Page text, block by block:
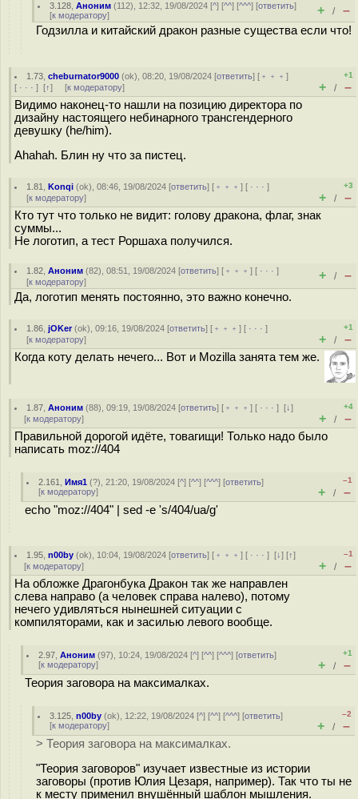
3.128 ,Аноним (112), 12:32, 19/08/2024 [^] [^^] [^^^] [ответить]
[к модератору] + / –
Годзилла и китайский дракон разные существа если что!
1.73 ,cheburnator9000 (ok), 08:20, 19/08/2024 [ответить] [ ﹢﹢﹢]
[ · · · ] [↑] [к модератору]
+1
+ / –
Видимо наконец-то нашли на позицию директора по
дизайну настоящего небинарного трансгендерного
девушку (he/him).
Ahahah. Блин ну что за пистец.
1.81 ,Konqi (ok), 08:46, 19/08/2024 [ответить] [ ﹢﹢﹢] [ · · ·]
[к модератору]
+3
+ / –
Кто тут что только не видит: голову дракона, флаг, знак
суммы...
Не логотип, а тест Роршаха получился.
1.82 ,Аноним (82), 08:51, 19/08/2024 [ответить] [ ﹢﹢﹢] [ · · ·]
[к модератору] + / –
Да, логотип менять постоянно, это важно конечно.
1.86 ,jOKer(ok), 09:16, 19/08/2024 [ответить] [ ﹢﹢﹢] [ · · ·]
[к модератору]
+1
+ / –
Когда коту делать нечего... Вот и Mozilla занята тем же.
1.87 ,Аноним (88), 09:19, 19/08/2024 [ответить] [ ﹢﹢﹢] [ · · ·][↓]
[к модератору]
+4
+ / –
Правильной дорогой идёте, товагищи! Только надо было
написать moz://404
2.161 ,Имя1 (?), 21:20, 19/08/2024 [^] [^^] [^^^] [ответить]
[к модератору]
–1
+ / –
echo "moz://404" | sed -e 's/404/ua/g'
1.95 ,n00by (ok), 10:04, 19/08/2024 [ответить] [ ﹢﹢﹢] [ · · ·][↓] [↑]
[к модератору]
–1
+ / –
На обложке Драгонбука Дракон так же направлен
слева направо (а человек справа налево), потому
нечего удивляться нынешней ситуации с
компиляторами, как и засилью левого вообще.
2.97 ,Аноним (97), 10:24, 19/08/2024 [^] [^^] [^^^] [ответить]
[к модератору]
+1
+ / –
Теория заговора на максималках.
3.125 ,n00by (ok), 12:22, 19/08/2024 [^] [^^] [^^^] [ответить]
[к модератору]
–2
+ / –
> Теория заговора на максималках.
"Теория заговоров" изучает известные из истории
заговоры (против Юлия Цезаря, например). Так что ты не
к месту применил внушённый шаблон мышления.